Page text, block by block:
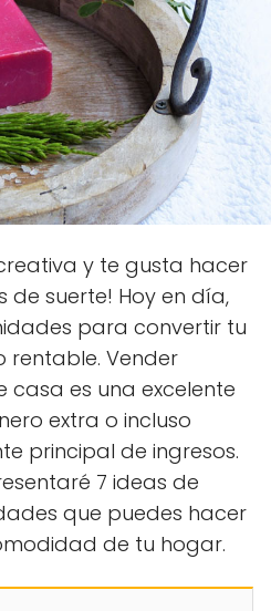
y te gusta hacer
de suerte! Hoy en día,
para convertir tu
rentable. Vender
es una excelente
extra o incluso
principal de ingresos.
7 ideas de
que puedes hacer
de tu hogar.